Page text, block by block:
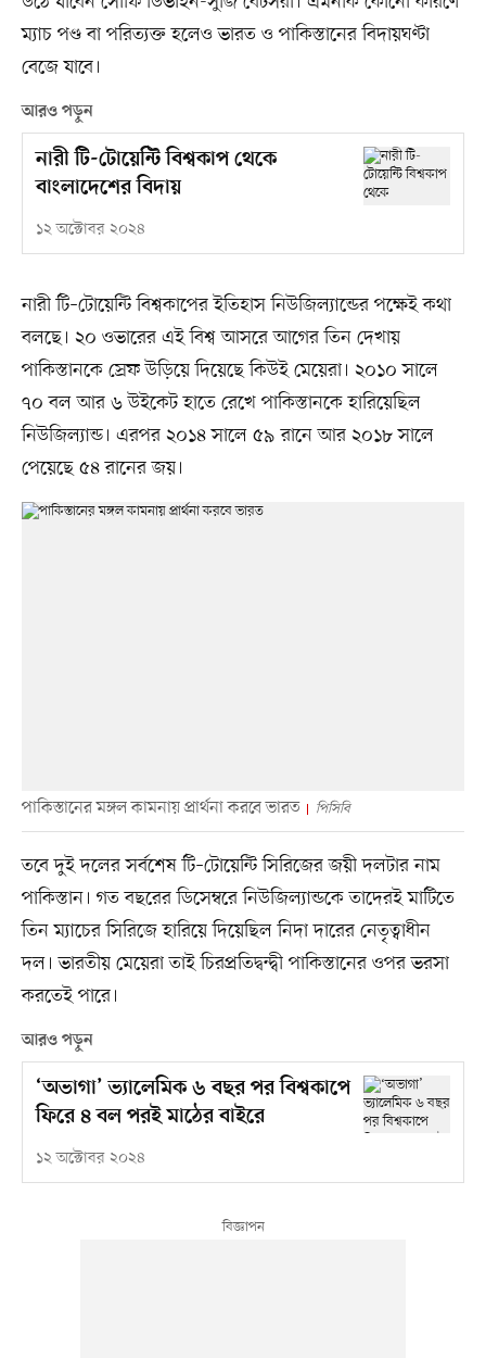
ম্যাচ পণ্ড বা পরিত্যক্ত হলেও ভারত ও পাকিস্তানের বিদায়ঘণ্টা
বেজে যাবে।
আরও পড়ুন
নারী টি-টোয়েন্টি বিশ্বকাপ থেকে
বাংলাদেশের বিদায়
১২ অক্টোবর ২০২৪
নারী টি–টোয়েন্টি বিশ্বকাপের ইতিহাস নিউজিল্যান্ডের পক্ষেই কথা
বলছে। ২০ ওভারের এই বিশ্ব আসরে আগের তিন দেখায়
পাকিস্তানকে স্রেফ উড়িয়ে দিয়েছে কিউই মেয়েরা। ২০১০ সালে
৭০ বল আর ৬ উইকেট হাতে রেখে পাকিস্তানকে হারিয়েছিল
নিউজিল্যান্ড। এরপর ২০১৪ সালে ৫৯ রানে আর ২০১৮ সালে
পেয়েছে ৫৪ রানের জয়।
পাকিস্তানের মঙ্গল কামনায় প্রার্থনা করবে ভারত পিসিবি
তবে দুই দলের সর্বশেষ টি–টোয়েন্টি সিরিজের জয়ী দলটার নাম
পাকিস্তান। গত বছরের ডিসেম্বরে নিউজিল্যান্ডকে তাদেরই মাটিতে
তিন ম্যাচের সিরিজে হারিয়ে দিয়েছিল নিদা দারের নেতৃত্বাধীন
দল। ভারতীয় মেয়েরা তাই চিরপ্রতিদ্বন্দ্বী পাকিস্তানের ওপর ভরসা
করতেই পারে।
আরও পড়ুন
‘অভাগা’ ভ্যালেমিক ৬ বছর পর বিশ্বকাপে
ফিরে ৪ বল পরই মাঠের বাইরে
১২ অক্টোবর ২০২৪